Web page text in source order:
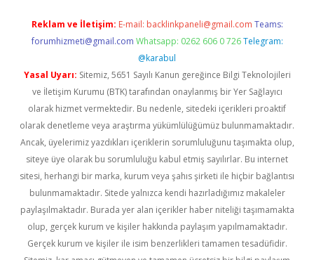
Reklam ve İletişim: E-mail: backlinkpaneli@gmail.com Teams:
forumhizmeti@gmail.com Whatsapp: 0262 606 0 726 Telegram:
@karabul
Yasal Uyarı: Sitemiz, 5651 Sayılı Kanun gereğince Bilgi Teknolojileri
ve İletişim Kurumu (BTK) tarafından onaylanmış bir Yer Sağlayıcı
olarak hizmet vermektedir. Bu nedenle, sitedeki içerikleri proaktif
olarak denetleme veya araştırma yükümlülüğümüz bulunmamaktadır.
Ancak, üyelerimiz yazdıkları içeriklerin sorumluluğunu taşımakta olup,
siteye üye olarak bu sorumluluğu kabul etmiş sayılırlar. Bu internet
sitesi, herhangi bir marka, kurum veya şahıs şirketi ile hiçbir bağlantısı
bulunmamaktadır. Sitede yalnızca kendi hazırladığımız makaleler
paylaşılmaktadır. Burada yer alan içerikler haber niteliği taşımamakta
olup, gerçek kurum ve kişiler hakkında paylaşım yapılmamaktadır.
Gerçek kurum ve kişiler ile isim benzerlikleri tamamen tesadüfidir.